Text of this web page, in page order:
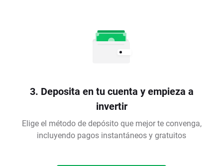
3. Deposita en tu cuenta y empieza a
invertir
Elige el método de depósito que mejor te convenga,
incluyendo pagos instantáneos y gratuitos